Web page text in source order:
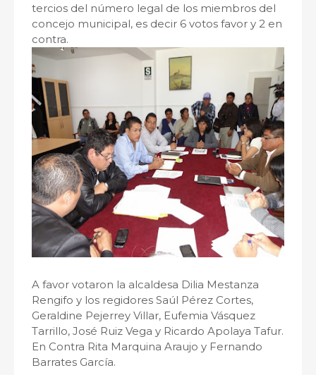
tercios del número legal de los miembros del
concejo municipal, es decir 6 votos favor y 2 en
contra.
A favor votaron la alcaldesa Dilia Mestanza
Rengifo y los regidores Saúl Pérez Cortes,
Geraldine Pejerrey Villar, Eufemia Vásquez
Tarrillo, José Ruiz Vega y Ricardo Apolaya Tafur.
En Contra Rita Marquina Araujo y Fernando
Barrates García.